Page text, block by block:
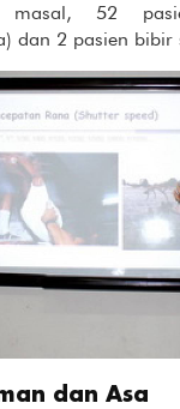
masal, 52
dan 2 pasien bibir
dan Asa